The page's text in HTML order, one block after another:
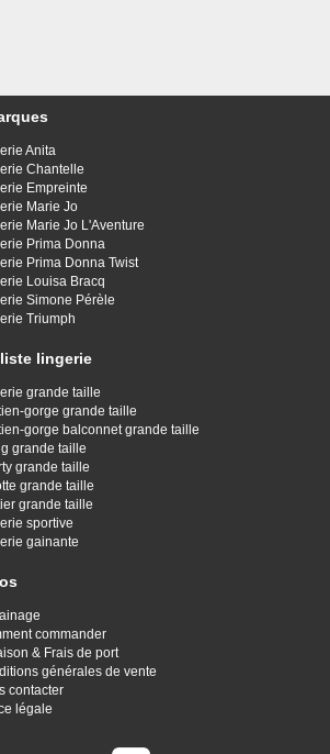
Anita
Chantelle
Empreinte
Marie Jo
Marie Jo L'Aventure
Prima Donna
Prima Donna Twist
Louisa Bracq
Simone Pérèle
Triumph
lingerie
grande taille
gorge grande taille
gorge balconnet grande taille
grande taille
grande taille
grande taille
grande taille
sportive
gainante
commander
& Frais de port
générales de vente
contacter
légale